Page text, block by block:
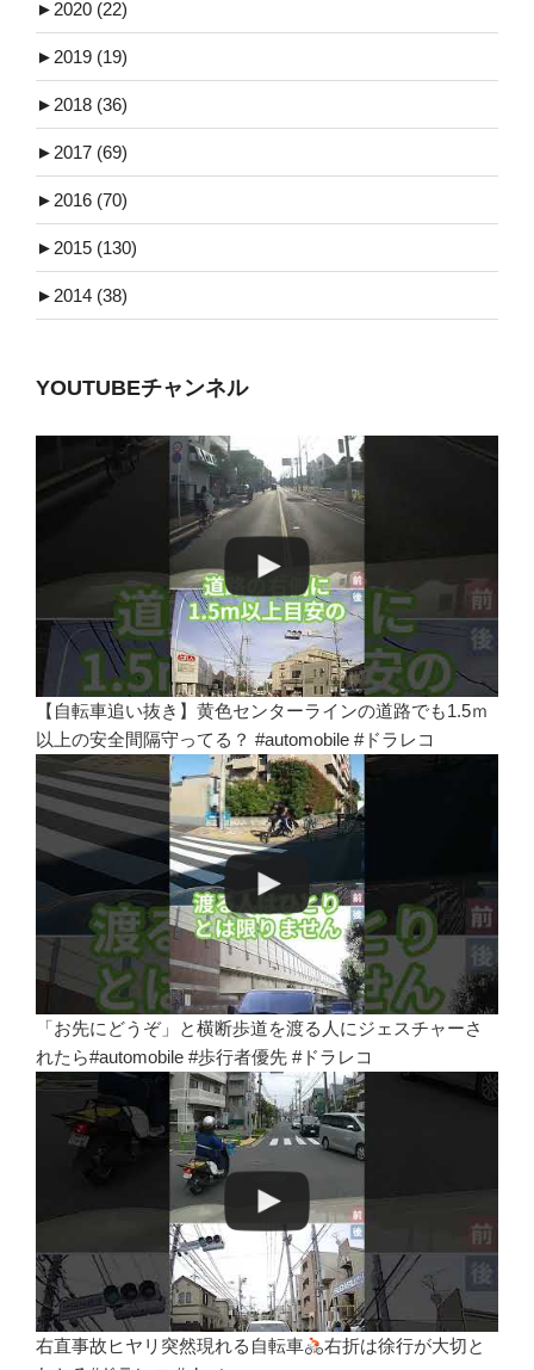
► 2020 (22)
► 2019 (19)
► 2018 (36)
► 2017 (69)
► 2016 (70)
► 2015 (130)
► 2014 (38)
YOUTUBEチャンネル
【自転車追い抜き】黄色センターラインの道路でも1.5ｍ
以上の安全間隔守ってる？ #automobile #ドラレコ
「お先にどうぞ」と横断歩道を渡る人にジェスチャーさ
れたら#automobile #歩行者優先 #ドラレコ
右直事故ヒヤリ突然現れる自転車
右折は徐行が大切と